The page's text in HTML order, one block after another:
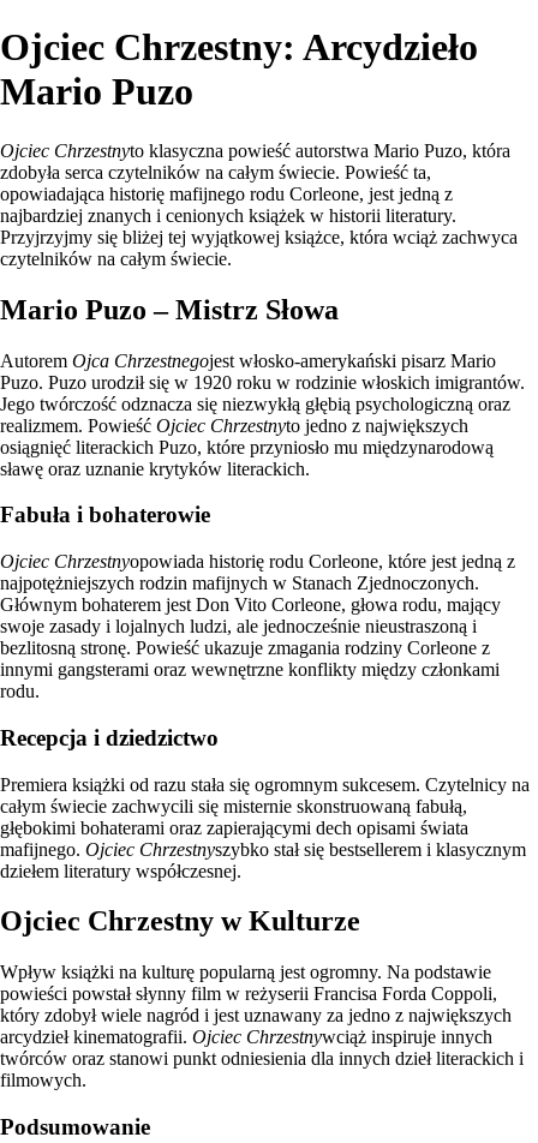
Ojciec Chrzestny: Arcydzieło
Mario Puzo
Ojciec Chrzestnyto klasyczna powieść autorstwa Mario Puzo, która
zdobyła serca czytelników na całym świecie. Powieść ta,
opowiadająca historię mafijnego rodu Corleone, jest jedną z
najbardziej znanych i cenionych książek w historii literatury.
Przyjrzyjmy się bliżej tej wyjątkowej książce, która wciąż zachwyca
czytelników na całym świecie.
Mario Puzo – Mistrz Słowa
Autorem Ojca Chrzestnegojest włosko-amerykański pisarz Mario
Puzo. Puzo urodził się w 1920 roku w rodzinie włoskich imigrantów.
Jego twórczość odznacza się niezwykłą głębią psychologiczną oraz
realizmem. Powieść Ojciec Chrzestnyto jedno z największych
osiągnięć literackich Puzo, które przyniosło mu międzynarodową
sławę oraz uznanie krytyków literackich.
Fabuła i bohaterowie
Ojciec Chrzestnyopowiada historię rodu Corleone, które jest jedną z
najpotężniejszych rodzin mafijnych w Stanach Zjednoczonych.
Głównym bohaterem jest Don Vito Corleone, głowa rodu, mający
swoje zasady i lojalnych ludzi, ale jednocześnie nieustraszoną i
bezlitosną stronę. Powieść ukazuje zmagania rodziny Corleone z
innymi gangsterami oraz wewnętrzne konflikty między członkami
rodu.
Recepcja i dziedzictwo
Premiera książki od razu stała się ogromnym sukcesem. Czytelnicy na
całym świecie zachwycili się misternie skonstruowaną fabułą,
głębokimi bohaterami oraz zapierającymi dech opisami świata
mafijnego. Ojciec Chrzestnyszybko stał się bestsellerem i klasycznym
dziełem literatury współczesnej.
Ojciec Chrzestny w Kulturze
Wpływ książki na kulturę popularną jest ogromny. Na podstawie
powieści powstał słynny film w reżyserii Francisa Forda Coppoli,
który zdobył wiele nagród i jest uznawany za jedno z największych
arcydzieł kinematografii. Ojciec Chrzestnywciąż inspiruje innych
twórców oraz stanowi punkt odniesienia dla innych dzieł literackich i
filmowych.
Podsumowanie